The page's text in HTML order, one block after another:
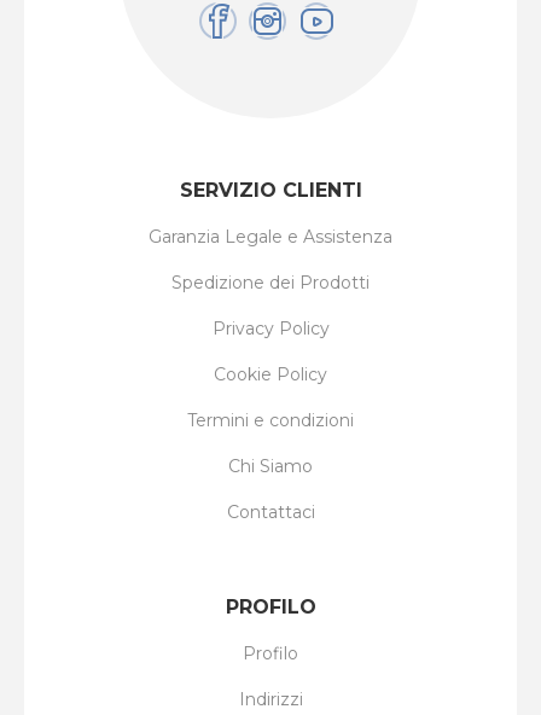
SERVIZIO CLIENTI
Garanzia Legale e Assistenza
Spedizione dei Prodotti
Privacy Policy
Cookie Policy
Termini e condizioni
Chi Siamo
Contattaci
PROFILO
Profilo
Indirizzi